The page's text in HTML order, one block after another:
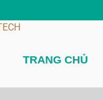
TRANG CHỦ